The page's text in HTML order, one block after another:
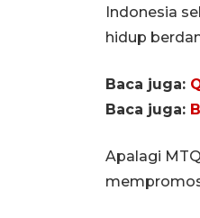
Indonesia
hidup
Baca juga:
Baca juga:
Apalagi